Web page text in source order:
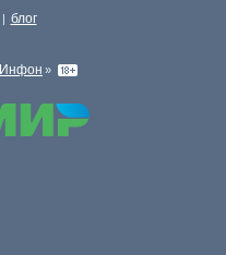
| блог
Инфон »